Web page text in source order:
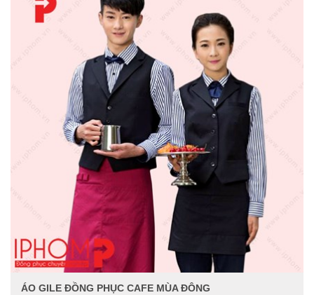
ÁO GILE ĐỒNG PHỤC CAFE MÙA ĐÔNG